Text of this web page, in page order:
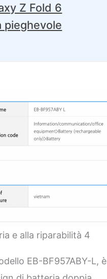
Z Fold 6
pieghevole
e alla riparabilità 4
EB-BF957ABY-L, è